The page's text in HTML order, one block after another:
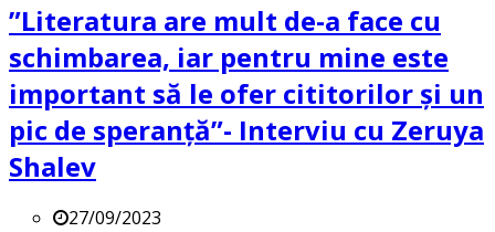
”Literatura are mult de-a face cu
schimbarea, iar pentru mine este
important să le ofer cititorilor și un
pic de speranță”- Interviu cu Zeruya
Shalev
27/09/2023